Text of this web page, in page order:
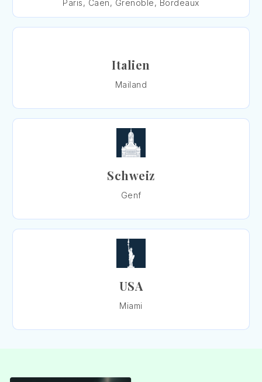
Paris, Caen, Grenoble, Bordeaux
Italien
Mailand
Schweiz
Genf
USA
Miami